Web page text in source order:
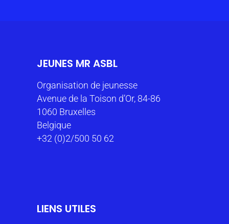
JEUNES MR ASBL
Organisation de jeunesse
Avenue de la Toison d’Or, 84-86
1060 Bruxelles
Belgique
+32 (0)2/500 50 62
LIENS UTILES